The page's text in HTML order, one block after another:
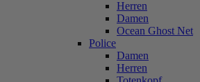
Herren
Damen
Ocean Ghost Net
Police
Damen
Herren